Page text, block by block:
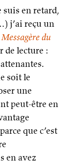
suis en retard,
j’ai reçu un
du
de lecture :
soit le
une
peut-être en
que c’est
en avez